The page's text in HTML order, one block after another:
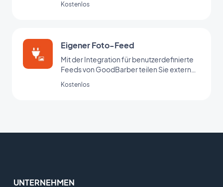
benutzerdefinierten Feed.
Kostenlos
Eigener Foto-Feed
Mit der Integration für benutzerdefinierte
Feeds von GoodBarber teilen Sie externe
benutzerdefinierten Feed.
Kostenlos
UNTERNEHMEN